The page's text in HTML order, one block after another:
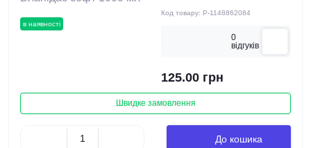
в наявності
Код товару: P-1148862084
0
вiдгукiв
125.00 грн
Швидке замовлення
До кошика